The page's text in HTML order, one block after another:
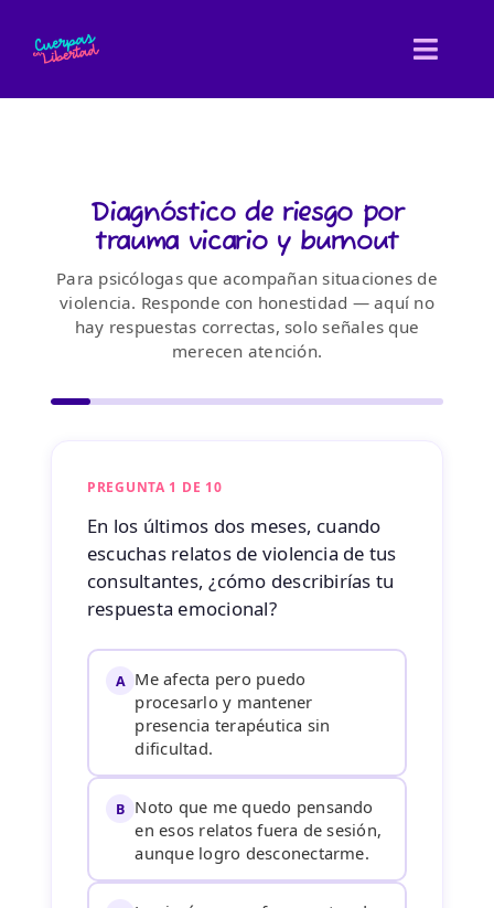
Entretejidas
Directorio
Diagnóstico de riesgo por
trauma vicario y burnout
Para psicólogas que acompañan situaciones de
violencia. Responde con honestidad — aquí no
hay respuestas correctas, solo señales que
merecen atención.
PREGUNTA 1 DE 10
En los últimos dos meses, cuando
escuchas relatos de violencia de tus
consultantes, ¿cómo describirías tu
respuesta emocional?
A Me afecta pero puedo
procesarlo y mantener
presencia terapéutica sin
dificultad.
B Noto que me quedo pensando
en esos relatos fuera de sesión,
aunque logro desconectarme.